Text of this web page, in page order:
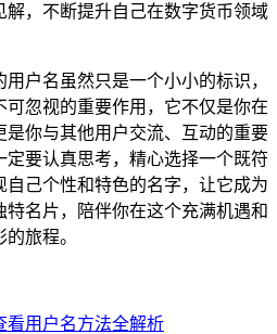
，不断提升自己在数字货币领域
用户名虽然只是一个小小的标识，
忽视的重要作用，它不仅是你在
你与其他用户交流、互动的重要
要认真思考，精心选择一个既符
己个性和特色的名字，让它成为
名片，陪伴你在这个充满机遇和
旅程。
看用户名方法全解析